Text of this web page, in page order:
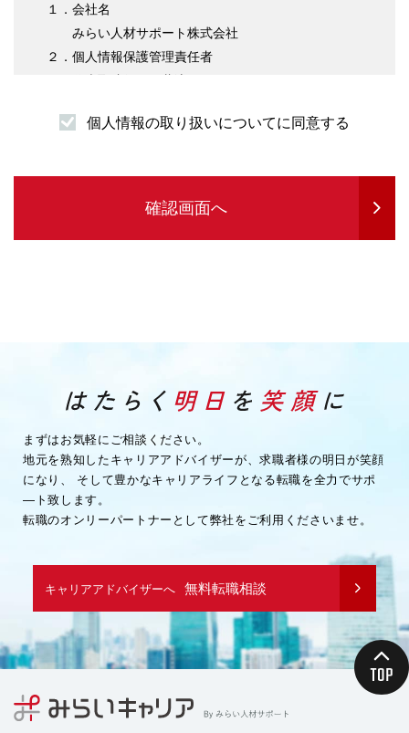
１．会社名
みらい人材サポート株式会社
２．個人情報保護管理責任者
（１）求職者様情報
・企業紹介先のご案内を行うため
・サービスの提供に必要な書類などの発送
・サービスに関する情報のご案内等を行うため
・企業様へ各種連絡を行うため
・その他、上記業務に関連または付随する業務を行う
ため
（３）取引先企業情報
・業務を履行するため
・企業様へ各種連絡を行うため
（４）募集や採用に応募頂く方の情報
（５）当社従業者の情報
・人事や労務、福利厚生などの業務連絡のため
４．個人情報の委託について
当社は、業務を円滑に進める等の理由から、業務の一
部を外部に委託する際に、個人情報を委託す
個人情報の取り扱いについてに同意する
確認画面へ
まずはお気軽にご相談ください。
地元を熟知したキャリアアドバイザーが、求職者様の明日が笑顔
になり、
そして豊かなキャリアライフとなる転職を全力でサポ
―ト致します。
転職のオンリーパートナーとして弊社をご利用くださいませ。
キャリアアドバイザーへ 無料転職相談